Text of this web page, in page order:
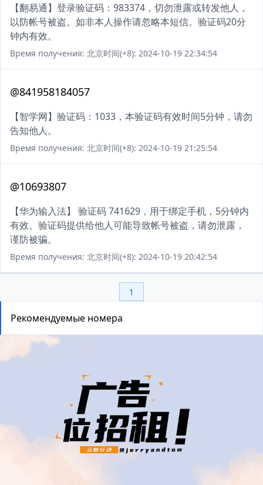
【翻易通】登录验证码：983374，切勿泄露或转发他人，
以防帐号被盗。如非本人操作请忽略本短信。验证码20分
钟内有效。
Время получения: 北京时间(+8): 2024-10-19 22:34:54
@841958184057
【智学网】验证码：1033，本验证码有效时间5分钟，请勿
告知他人。
Время получения: 北京时间(+8): 2024-10-19 21:25:54
@10693807
【华为输入法】 验证码 741629，用于绑定手机，5分钟内
有效。验证码提供给他人可能导致帐号被盗，请勿泄露，
谨防被骗。
Время получения: 北京时间(+8): 2024-10-19 20:42:54
1
Рекомендуемые номера